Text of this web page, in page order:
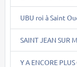
UBU roi à Saint
SAINT JEAN SUR
Y A ENCORE